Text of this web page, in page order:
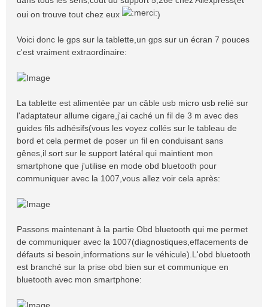
oui on trouve tout chez eux
)
Voici donc le gps sur la tablette,un gps sur un écran 7 pouces
c'est vraiment extraordinaire:
La tablette est alimentée par un câble usb micro usb relié sur
l'adaptateur allume cigare,j'ai caché un fil de 3 m avec des
guides fils adhésifs(vous les voyez collés sur le tableau de
bord et cela permet de poser un fil en conduisant sans
gênes,il sort sur le support latéral qui maintient mon
smartphone que j'utilise en mode obd bluetooth pour
communiquer avec la 1007,vous allez voir cela après:
Passons maintenant à la partie Obd bluetooth qui me permet
de communiquer avec la 1007(diagnostiques,effacements de
défauts si besoin,informations sur le véhicule).L'obd bluetooth
est branché sur la prise obd bien sur et communique en
bluetooth avec mon smartphone: